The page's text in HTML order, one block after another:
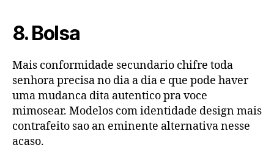
8. Bolsa
Mais conformidade secundario chifre toda
senhora precisa no dia a dia e que pode haver
uma mudanca dita autentico pra voce
mimosear. Modelos com identidade design mais
contrafeito sao an eminente alternativa nesse
acaso.